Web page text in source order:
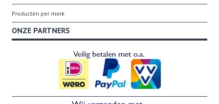
Producten per merk
ONZE PARTNERS